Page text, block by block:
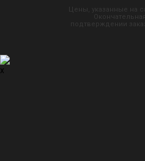
Цены, указанные на
подтверждении